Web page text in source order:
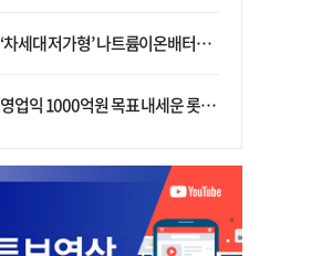
‘차세대 저가형’ 나트륨이온배터리 시대 오나…LG화학·에코프로, 상용화 속도낸다
영업익 1000억원 목표 내세운 롯데마트…하반기 ‘오카도’ 시험대